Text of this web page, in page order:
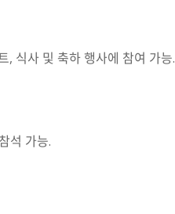
, 식사 및 축하 행사에 참여 가능.
석 가능.